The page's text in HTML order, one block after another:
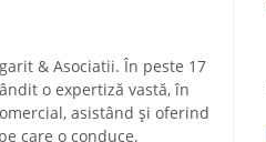
& Asociatii. În peste 17
o expertiză vastă, în
asistând și oferind
care o conduce.